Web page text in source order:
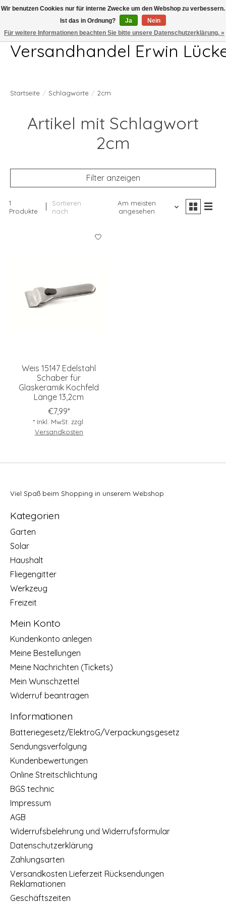
Telefon 04407 715872 MO-DO 7.00-17.00Uhr FR 7.00-13.00Uhr
Versandhandel Erwin
Startseite / Schlagworte / 2cm
Artikel mit Schlagwort
2cm
Filter anzeigen
1
Produkte
Sortieren
nach
Am meisten
angesehen
Weis 15147 Edelstahl
Schaber für
Glaskeramik Kochfeld
Länge 13,2cm
€7,99*
* Inkl. MwSt. zzgl.
Versandkosten
Viel Spaß beim Shopping in unserem Webshop
Kategorien
Garten
Solar
Haushalt
Fliegengitter
Werkzeug
Freizeit
Mein Konto
Kundenkonto anlegen
Meine Bestellungen
Meine Nachrichten (Tickets)
Mein Wunschzettel
Widerruf beantragen
Informationen
Batteriegesetz/ElektroG/Verpackungsgesetz
Sendungsverfolgung
Kundenbewertungen
Online Streitschlichtung
BGS technic
Impressum
AGB
Widerrufsbelehrung und Widerrufsformular
Datenschutzerklärung
Zahlungsarten
Versandkosten Lieferzeit Rücksendungen
Reklamationen
Geschäftszeiten
Wir benutzen Cookies nur für interne Zwecke um den Webshop zu verbessern.
Ist das in Ordnung?
Ja
Nein
Für weitere Informationen beachten Sie bitte unsere Datenschutzerklärung. »